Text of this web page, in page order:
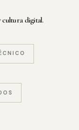
cultura digital.